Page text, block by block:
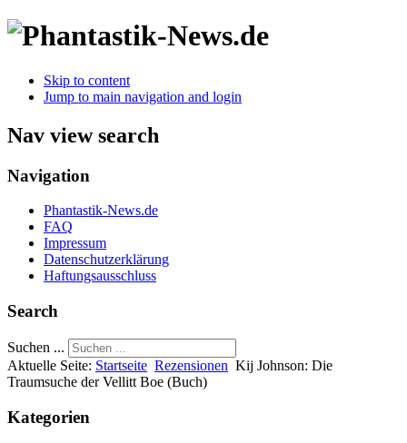
Skip to content
Jump to main navigation and login
Nav view search
Navigation
Phantastik-News.de
FAQ
Impressum
Datenschutzerklärung
Haftungsausschluss
Search
Suchen ...
Aktuelle Seite: Startseite Rezensionen Kij Johnson: Die
Traumsuche der Vellitt Boe (Buch)
Kategorien